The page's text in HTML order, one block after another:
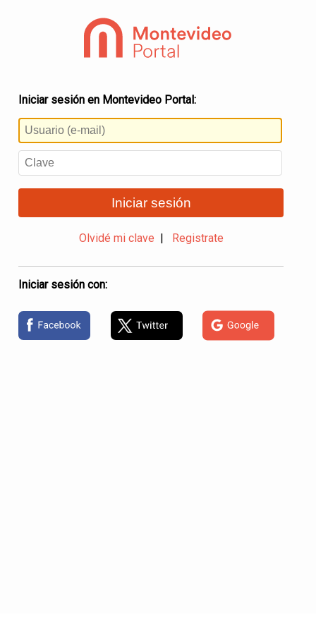
Iniciar sesión en Montevideo Portal:
Iniciar sesión
Olvidé mi clave Registrate
Iniciar sesión con: